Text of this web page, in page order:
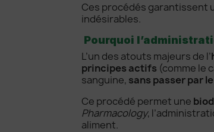
Ces procédés garantissent
indésirables.
Pourquoi
L’un des atouts majeurs de l’
principes actifs (comme le
sanguine, sans passer par
Ce procédé permet une
Pharmacology,
aliment.